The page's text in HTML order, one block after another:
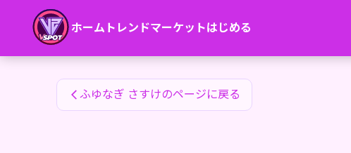
ホーム トレンドマーケットはじめる
ふゆなぎ さすけのファンアイテム
ふゆなぎ さすけのページに戻る
ふゆなぎ さすけのファンアイテム — 24karat